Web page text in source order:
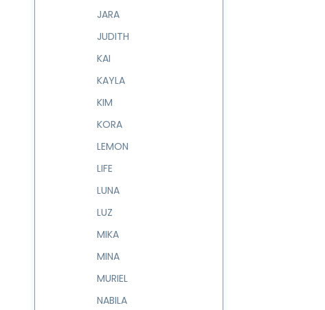
JARA
JUDITH
KAI
KAYLA
KIM
KORA
LEMON
LIFE
LUNA
LUZ
MIKA
MINA
MURIEL
NABILA